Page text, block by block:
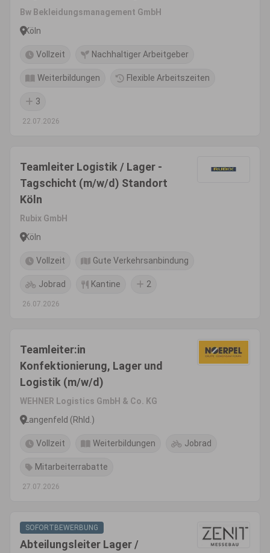
Bw Bekleidungsmanagement GmbH
Köln
Vollzeit Nachhaltiger Arbeitgeber
Weiterbildungen Flexible Arbeitszeiten
3
22.07.2026
Teamleiter Logistik / Lager -
Tagschicht (m/w/d) Standort
Köln
Rubix GmbH
Köln
Vollzeit Gute Verkehrsanbindung
Jobrad Kantine 2
26.07.2026
Teamleiter:in
Konfektionierung, Lager und
Logistik (m/w/d)
WEHNER Logistics GmbH & Co. KG
Langenfeld (Rhld.)
Vollzeit Weiterbildungen Jobrad
Mitarbeiterrabatte
27.07.2026
SOFORTBEWERBUNG
Abteilungsleiter Lager /